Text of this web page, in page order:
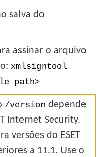
salva do
assinar o arquivo
xmlsigntool
/version depende
Internet Security.
versões do ESET
a 11.1. Use o